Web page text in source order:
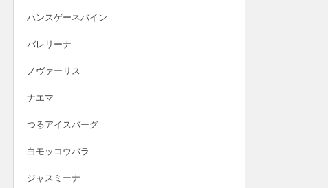
ハンスゲーネバイン
バレリーナ
ノヴァーリス
ナエマ
つるアイスバーグ
白モッコウバラ
ジャスミーナ